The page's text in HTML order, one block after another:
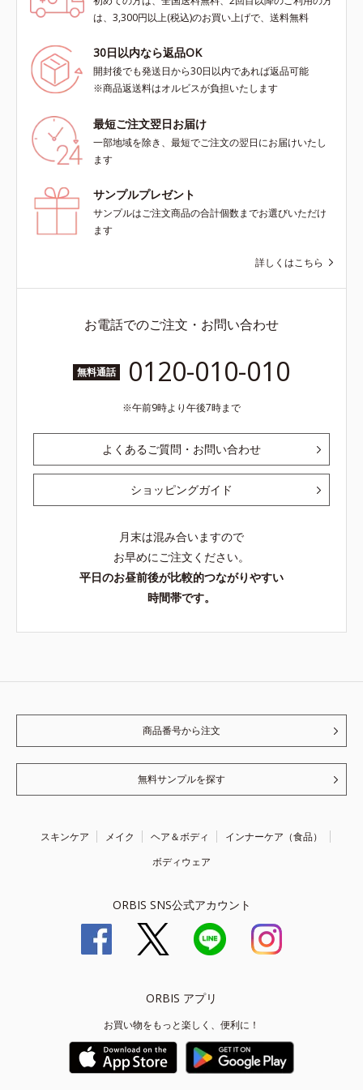
は、3,300円以上(税込)のお買い上げで、送料無料
30日以内なら返品OK
開封後でも発送日から30日以内であれば返品可能
※商品返送料はオルビスが負担いたします
最短ご注文翌日お届け
一部地域を除き、最短でご注文の翌日にお届けいたし
ます
サンプルプレゼント
サンプルはご注文商品の合計個数までお選びいただけ
ます
詳しくはこちら
お電話でのご注文・お問い合わせ
無料通話 0120-010-010
午前9時より午後7時まで
よくあるご質問・お問い合わせ
ショッピングガイド
月末は混み合いますので
お早めにご注文ください。
平日のお昼前後が比較的つながりやすい
時間帯です。
商品番号から注文
無料サンプルを探す
スキンケア メイク ヘア＆ボディ
インナーケア（食品）
ボディウェア
ORBIS SNS公式アカウント
ORBIS アプリ
お買い物をもっと楽しく、便利に！